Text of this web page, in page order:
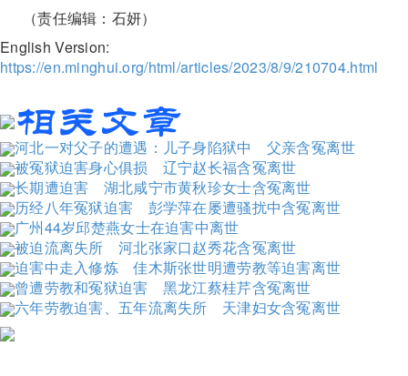
（责任编辑：石妍）
English Version:
https://en.minghui.org/html/articles/2023/8/9/210704.html
河北一对父子的遭遇：儿子身陷狱中 父亲含冤离世
被冤狱迫害身心俱损 辽宁赵长福含冤离世
长期遭迫害 湖北咸宁市黄秋珍女士含冤离世
历经八年冤狱迫害 彭学萍在屡遭骚扰中含冤离世
广州44岁邱楚燕女士在迫害中离世
被迫流离失所 河北张家口赵秀花含冤离世
迫害中走入修炼 佳木斯张世明遭劳教等迫害离世
曾遭劳教和冤狱迫害 黑龙江蔡桂芹含冤离世
六年劳教迫害、五年流离失所 天津妇女含冤离世